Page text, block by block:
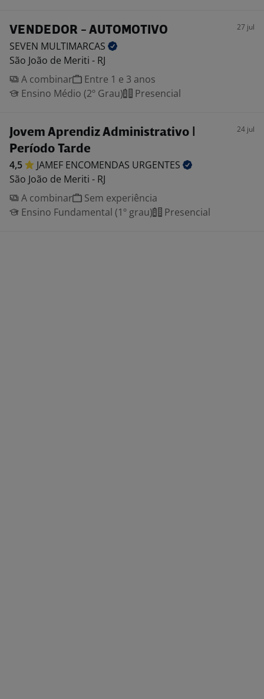
VENDEDOR - AUTOMOTIVO 27 jul
SEVEN MULTIMARCAS
São João de Meriti - RJ
A combinar
Entre 1 e 3 anos
Ensino Médio (2º Grau)
Presencial
Jovem Aprendiz Administrativo |
Período Tarde
24 jul
4,5 JAMEF ENCOMENDAS URGENTES
São João de Meriti - RJ
A combinar
Sem experiência
Ensino Fundamental (1º grau)
Presencial